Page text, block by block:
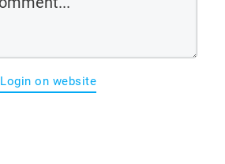
Login on website